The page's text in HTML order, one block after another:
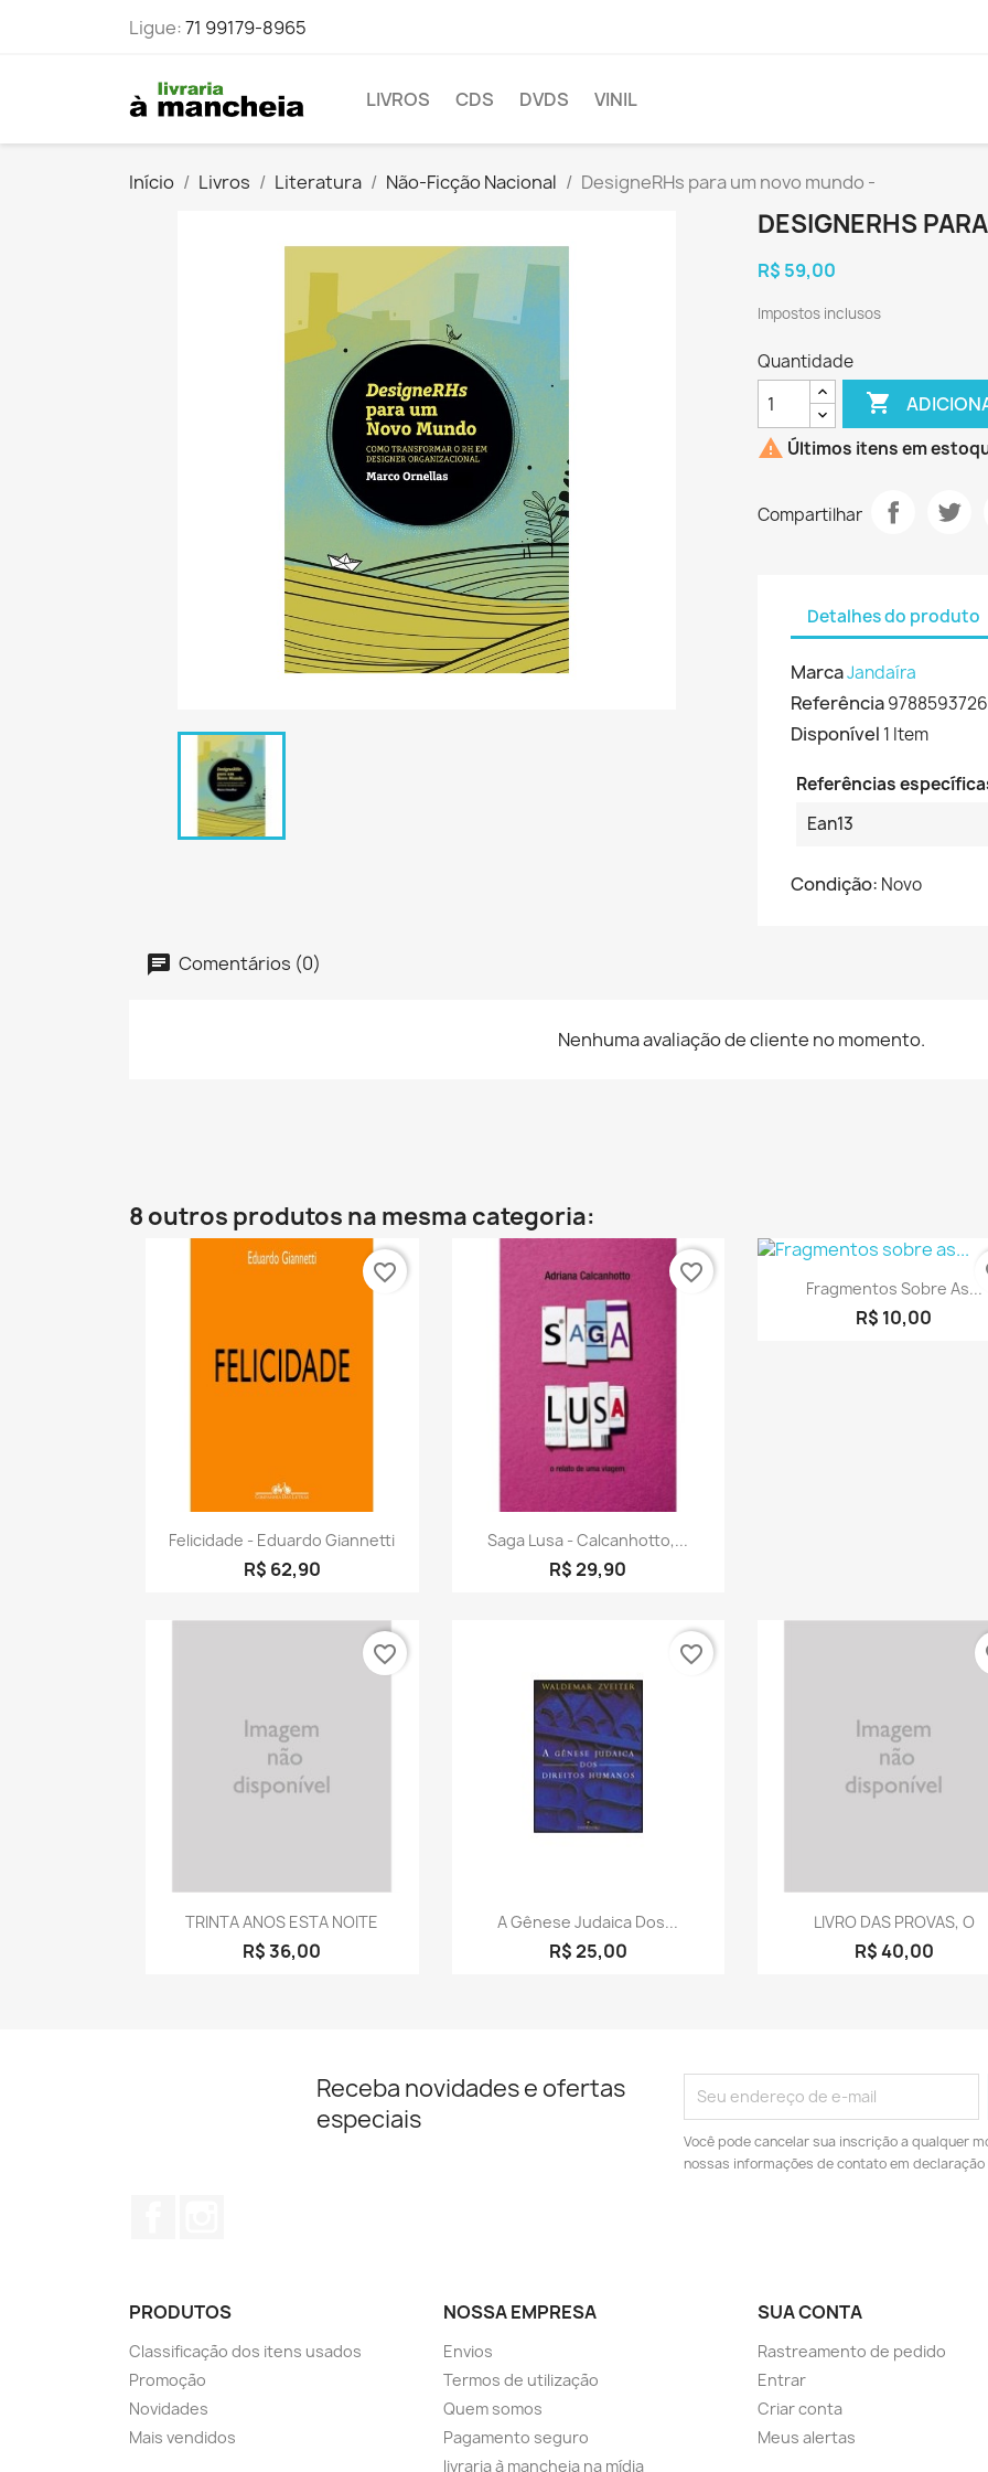
Ligue:71 99179-8965
LIVROS CDS DVDS VINIL
Início Livros Literatura Não-Ficção Nacional DesigneRHs para um novo mundo -
DESIGNERHS
R$ 59,00
Impostos inclusos
Quantidade

 Últimos itens em
Compartilhar
Detalhes do produto
MarcaJandaíra
Referência
Disponível 1 Item
Referências
Ean13
Condição: Novo
Comentários (0)
Nenhuma avaliação de cliente no momento.
8 outros produtos na mesma categoria:
Visualização rápida
Felicidade - Eduardo Giannetti
R$ 62,90
favorite_border
Visualização rápida
Saga Lusa - Calcanhotto,...
R$ 29,90
favorite_border Visualização
Fragmentos Sobre As...
R$ 10,00
Visualização rápida
TRINTA ANOS ESTA NOITE
R$ 36,00
favorite_border
Visualização rápida
A Gênese Judaica Dos...
R$ 25,00
favorite_border
Visualização rápida
LIVRO DAS PROVAS, O
R$ 40,00
Receba novidades e ofertas
especiais
Você pode cancelar sua inscrição a qualquer
nossas informações de contato em declaração
PRODUTOS
Classificação dos itens usados
Promoção
Novidades
Mais vendidos
NOSSA EMPRESA
Envios
Termos de utilização
Quem somos
Pagamento seguro
livraria à mancheia na mídia
SUA CONTA
Rastreamento de pedido
Entrar
Criar conta
Meus alertas